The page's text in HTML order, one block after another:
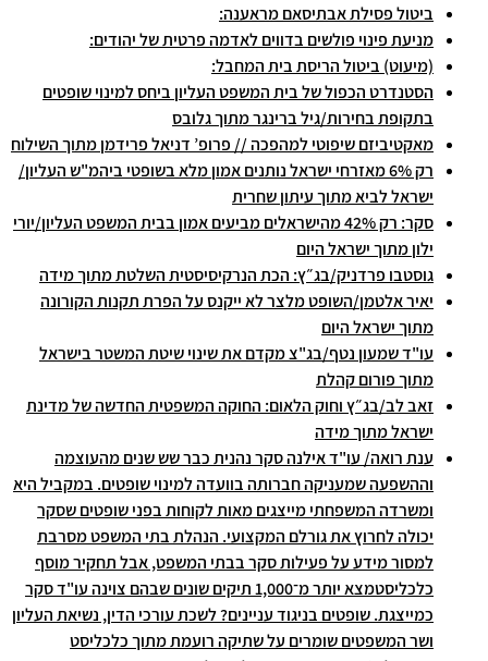
ביטול פסילת אבתיסאם מראענה:
מניעת פינוי פולשים בדווים לאדמה פרטית של יהודים:
(מיעוט) ביטול הריסת בית המחבל:
הסטנדרט הכפול של בית המשפט העליון ביחס למינוי שופטים
בתקופת בחירות/גיל ברינגר מתוך גלובס
מאקטיביזם שיפוטי למהפכה // פרופ’ דניאל פרידמן מתוך השילוח
רק 6% מאזרחי ישראל נותנים אמון מלא בשופטי ביהמ"ש העליון/
ישראל לביא מתוך עיתון שחרית
סקר: רק 42% מהישראלים מביעים אמון בבית המשפט העליון/יורי
ילון מתוך ישראל היום
גוסטבו פרדניק/בג״ץ: הכת הנרקיסיסטית השלטת מתוך מידה
יאיר אלטמן/השופט מלצר לא ייקנס על הפרת תקנות הקורונה
מתוך ישראל היום
עו"ד שמעון נטף/בג"צ מקדם את שינוי שיטת המשטר בישראל
מתוך פורום קהלת
זאב לב/בג״ץ וחוק הלאום: החוקה המשפטית החדשה של מדינת
ישראל מתוך מידה
ענת רואה/ עו"ד אילנה סקר נהנית כבר שש שנים מהעוצמה
וההשפעה שמעניקה חברותה בוועדה למינוי שופטים. במקביל היא
ומשרדה המשפחתי מייצגים מאות לקוחות בפני שופטים שסקר
יכולה לחרוץ את גורלם המקצועי. הנהלת בתי המשפט מסרבת
למסור מידע על פעילות סקר בבתי המשפט, אבל תחקיר מוסף
כלכליסטמצא יותר מ־1,000 תיקים שונים שבהם צוינה עו"ד סקר
כמייצגת. שופטים בניגוד עניינים? לשכת עורכי הדין, נשיאת העליון
ושר המשפטים שומרים על שתיקה רועמת מתוך כלכליסט